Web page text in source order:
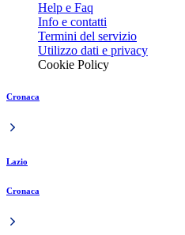
Help e Faq
Info e contatti
Termini del servizio
Utilizzo dati e privacy
Cookie Policy
Cronaca
Lazio
Cronaca